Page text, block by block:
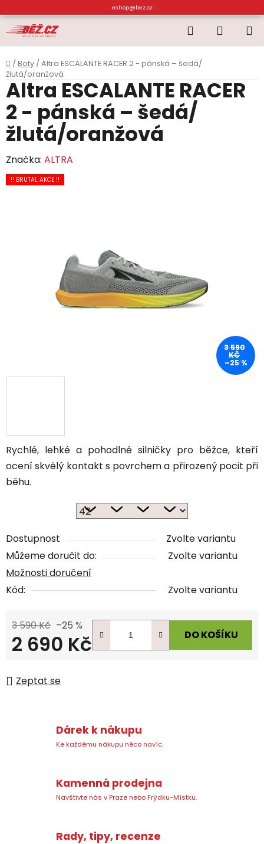
na
obsah
eshop@bez.cz
Hledat
KOŠÍK
Domů
/ Boty / Altra ESCALANTE RACER 2 - pánská – šedá/
žlutá/oranžová
Rychlé, lehké a pohodlné silničky pro běžce, kteří
ocení skvělý kontakt s povrchem a přirozený pocit při
běhu.
Dostupnost
Zvolte variantu
Můžeme doručit do:
Zvolte variantu
Možnosti doručení
Kód:
Zvolte variantu
3 590 Kč –25 %
2 690 Kč DO KOŠÍKU
Zeptat se
Altra ESCALANTE RACER
2 - pánská – šedá/
žlutá/oranžová
Značka: ALTRA
!! BRUTAL AKCE !!
3 590
KČ
–25 %
Dárek k nákupu
Ke každému nákupu něco navíc.
Kamenná prodejna
Navštivte nás v Praze nebo Frýdku-Místku.
Rady, tipy, recenze